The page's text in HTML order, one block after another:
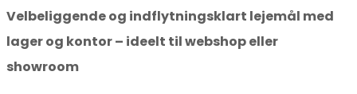
Velbeliggende og indflytningsklart lejemål med
lager og kontor – ideelt til webshop eller
showroom